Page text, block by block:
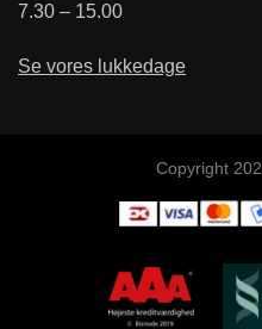
7.30 – 15.00
Se vores lukkedage
Copyright